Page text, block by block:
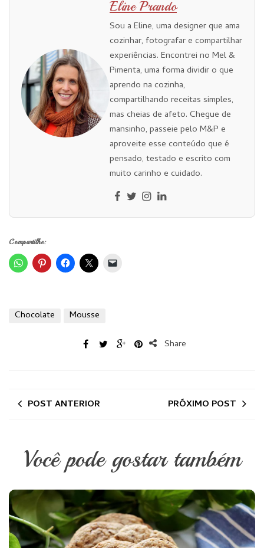
Eline Prando
Sou a Eline, uma designer que ama
cozinhar, fotografar e compartilhar
experiências. Encontrei no Mel &
Pimenta, uma forma dividir o que
aprendo na cozinha,
compartilhando receitas simples,
mas cheias de afeto. Chegue de
mansinho, passeie pelo M&P e
aproveite esse conteúdo que é
pensado, testado e escrito com
muito carinho e cuidado.
Compartilhe:
Chocolate Mousse
Share
POST ANTERIOR PRÓXIMO POST
Você pode gostar também